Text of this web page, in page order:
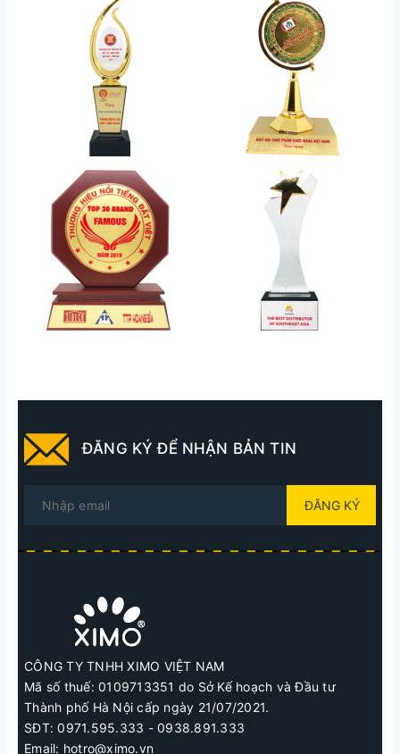
ĐĂNG KÝ ĐỂ NHẬN BẢN TIN
ĐĂNG KÝ
CÔNG TY TNHH XIMO VIỆT NAM
Mã số thuế: 0109713351 do Sở Kế hoạch và Đầu tư
Thành phố Hà Nội cấp ngày 21/07/2021.
SĐT: 0971.595.333 - 0938.891.333
Email: hotro@ximo.vn